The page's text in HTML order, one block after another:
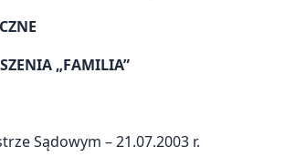
„FAMILIA”
Sądowym – 21.07.2003 r.